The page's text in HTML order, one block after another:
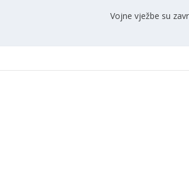
Vojne vježbe su